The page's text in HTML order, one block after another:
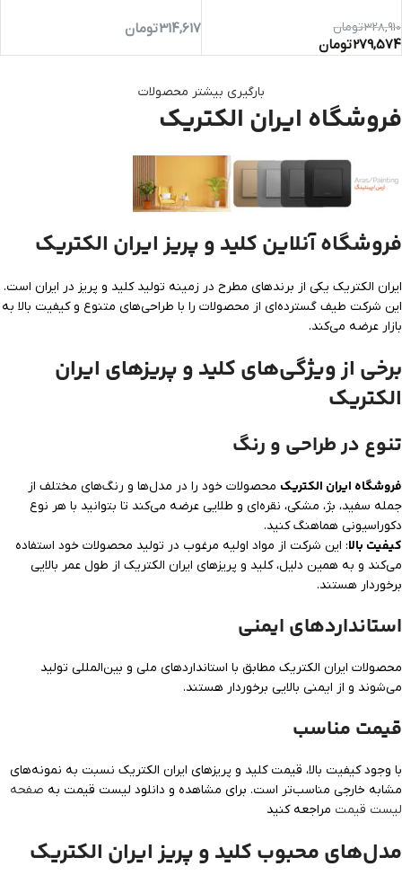
328,910تومان
279,574تومان
314,617تومان
بارگیری بیشتر محصولات
فروشگاه ایران الکتریک
فروشگاه آنلاین کلید و پریز ایران الکتریک
ایران الکتریک یکی از برندهای مطرح در زمینه تولید کلید و پریز در ایران است.
این شرکت طیف گسترده‌ای از محصولات را با طراحی‌های متنوع و کیفیت بالا به
بازار عرضه می‌کند.
برخی از ویژگی‌های کلید و پریزهای ایران
الکتریک
تنوع در طراحی و رنگ
فروشگاه ایران الکتریک محصولات خود را در مدل‌ها و رنگ‌های مختلف از
جمله سفید، بژ، مشکی، نقره‌ای و طلایی عرضه می‌کند تا بتوانید با هر نوع
دکوراسیونی هماهنگ کنید.
کیفیت بالا: این شرکت از مواد اولیه مرغوب در تولید محصولات خود استفاده
می‌کند و به همین دلیل، کلید و پریزهای ایران الکتریک از طول عمر بالایی
برخوردار هستند.
استانداردهای ایمنی
محصولات ایران الکتریک مطابق با استانداردهای ملی و بین‌المللی تولید
می‌شوند و از ایمنی بالایی برخوردار هستند.
قیمت مناسب
با وجود کیفیت بالا، قیمت کلید و پریزهای ایران الکتریک نسبت به نمونه‌های
مشابه خارجی مناسب‌تر است. برای مشاهده و دانلود لیست قیمت به صفحه
لیست قیمت مراجعه کنید
مدل‌های محبوب کلید و پریز ایران الکتریک